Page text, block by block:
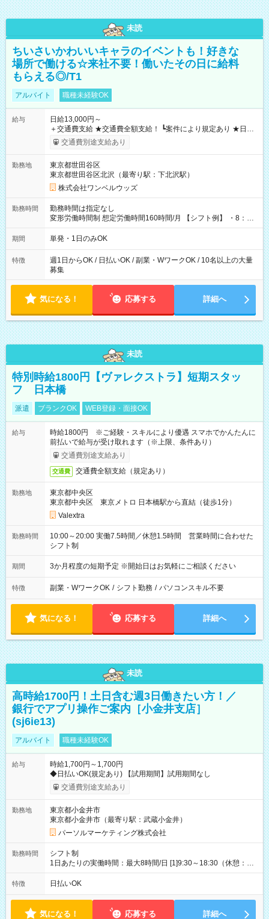
未読
ちいさいかわいいキャラのイベントも！好きな
場所で働ける☆来社不要！働いたその日に給料
もらえる◎/T1
アルバイト 職種未経験OK
給与
日給13,000円～
＋交通費支給 ★交通費全額支給！ ┗案件により規定あり ★日払
いOK！（規定あり） ┗働いたその日に現金GET♪ お仕事後はコ
ンビニATMから 日払い分を引き落とせます！ 【試用期間】試
交通費別途支給あり
勤務地
東京都世田谷区
東京都世田谷区北沢（最寄り駅：下北沢駅）
株式会社ワンベルウッズ
勤務時間
勤務時間は指定なし
変形労働時間制 想定労働時間160時間/月 【シフト例】 ・8：00
～21：00
期間 単発・1日のみOK
特徴
週1日からOK / 日払いOK / 副業・WワークOK / 10名以上の大量
募集
気になる！ 応募する 詳細へ
未読
特別時給1800円【ヴァレクストラ】短期スタッ
フ 日本橋
派遣 ブランクOK WEB登録・面接OK
給与
時給1800円 ※ご経験・スキルにより優遇 スマホでかんたんに
前払いで給与が受け取れます（※上限、条件あり）
交通費別途支給あり
交通費 交通費全額支給（規定あり）
勤務地
東京都中央区
東京都中央区 東京メトロ 日本橋駅から直結（徒歩1分）
Valextra
勤務時間
10:00～20:00 実働7.5時間／休憩1.5時間 営業時間に合わせた
シフト制
期間 3か月程度の短期予定 ※開始日はお気軽にご相談ください
特徴 副業・WワークOK / シフト勤務 / パソコンスキル不要
気になる！ 応募する 詳細へ
未読
高時給1700円！土日含む週3日働きたい方！／
銀行でアプリ操作ご案内［小金井支店］
(sj6ie13)
アルバイト 職種未経験OK
給与
時給1,700円～1,700円
◆日払いOK(規定あり) 【試用期間】試用期間なし
交通費別途支給あり
勤務地
東京都小金井市
東京都小金井市（最寄り駅：武蔵小金井）
パーソルマーケティング株式会社
勤務時間
シフト制
1日あたりの実働時間：最大8時間/日 [1]9:30～18:30（休憩：1
時間） [2]15:30～19:30（休憩：なし） ・平日のみ週3日 【土日
祝】9:30～18:30(実働8時間)【平日】15:30～19:30(実働4時間)
特徴 日払いOK
気になる！ 応募する 詳細へ